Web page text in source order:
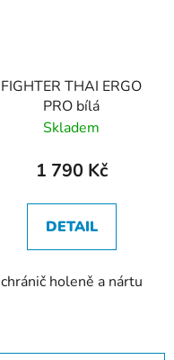
FIGHTER THAI ERGO
PRO bílá
Skladem
1 790 Kč
DETAIL
chránič holeně a nártu